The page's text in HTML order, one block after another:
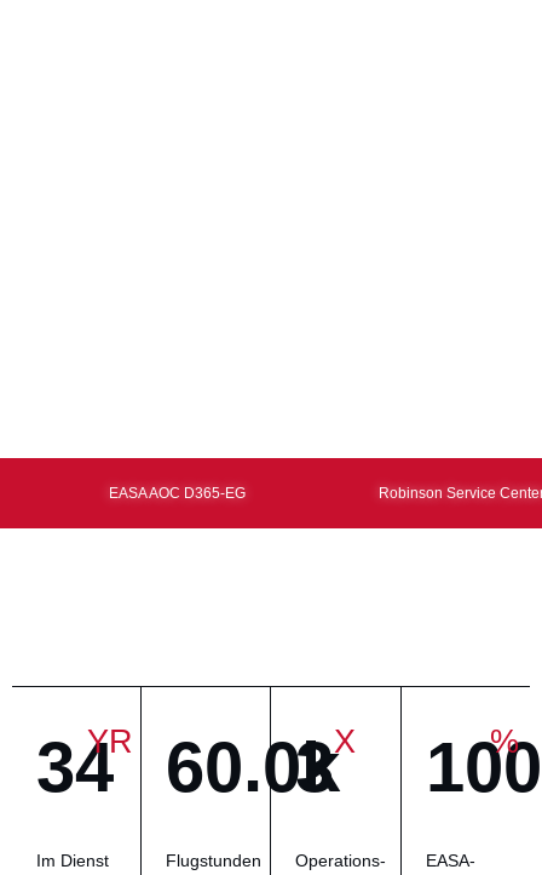
EASA AOC D365-EG Robinson Service
34
YR
Im Dienst
60.0k
Flugstunden
3X
Operations-
100
%
EASA-